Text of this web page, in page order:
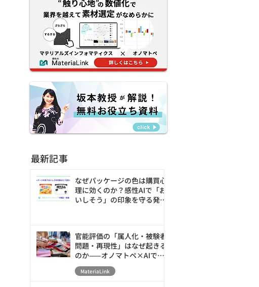
最新記事
なぜパッケージの色は購買心
理に効くのか？感性AIで「お
いしそう」の印象を守る発売
官能評価の「属人化・被験者
問題・再現性」はなぜ起きる
のか——オノマトペ×AIで素
材の触感を数値化・シミュレ
ーションする新アプローチ
MateriaLink